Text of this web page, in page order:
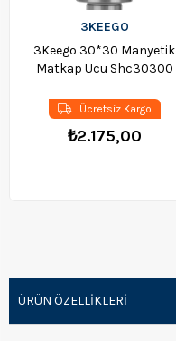
3KEEGO
3Keego 30*30 Manyetik
Matkap Ucu Shc30300
₺2.175,00
Ücretsiz Kargo
ÜRÜN ÖZELLIKLERI